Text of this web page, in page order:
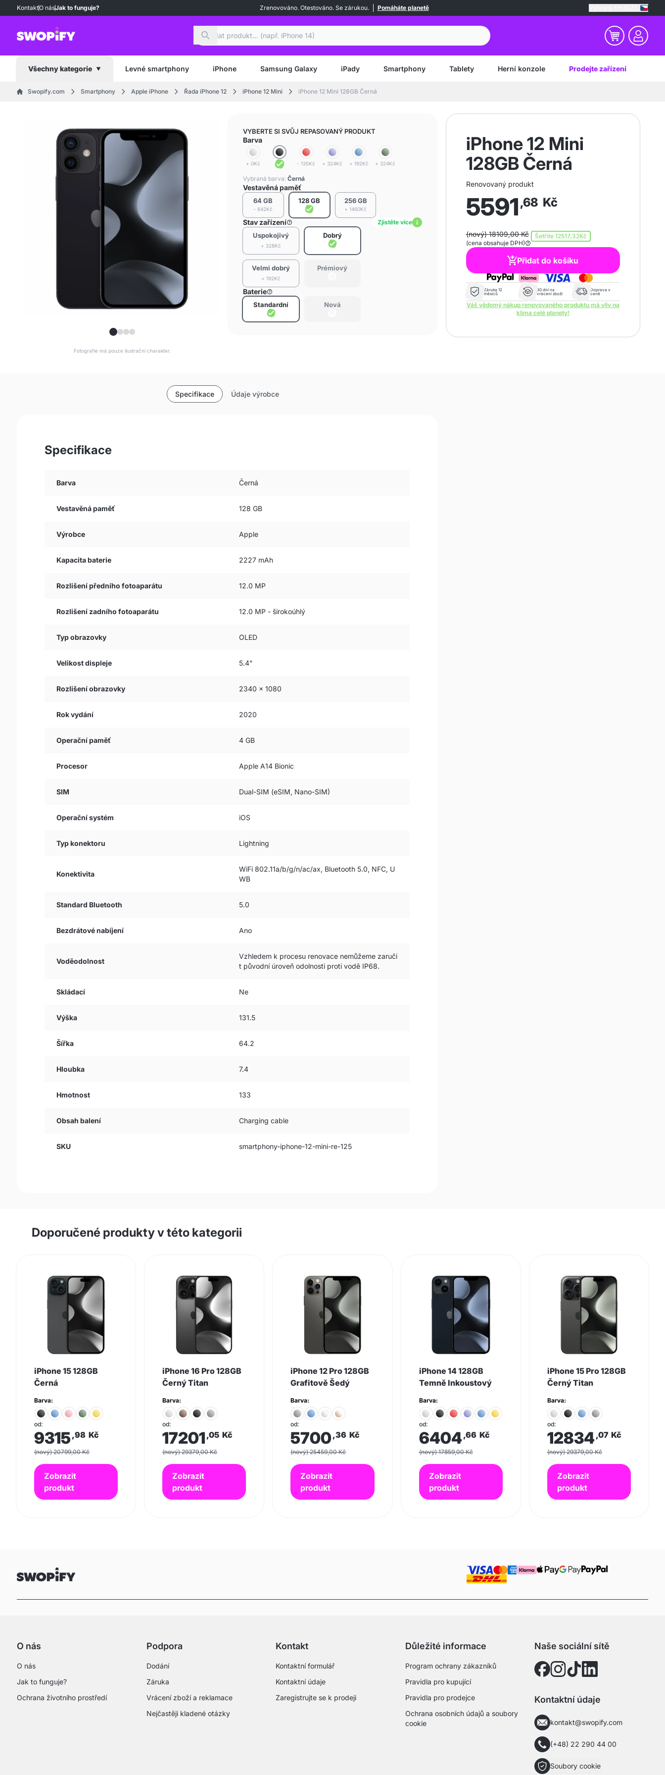
KontaktO násJak to funguje? Zrenovováno. Otestováno. Se zárukou. Pomáháte planetě
Všechny kategorie Levné smartphony iPhone Samsung Galaxy iPady Smartphony Tablety Herní konzole Prodejte zařízení
Swopify.com Smartphony Apple iPhone Řada iPhone 12 iPhone 12 Mini iPhone 12 Mini 128GB Černá
Fotografie má pouze ilustrační charakter.
VYBERTE SI SVŮJ REPASOVANÝ PRODUKT
Barva
+ 0Kč - 135Kč + 324Kč + 192Kč + 324Kč
Vybraná barva:Černá
Vestavěná paměť
64 GB
- 642Kč
128 GB 256 GB
+ 1460Kč
Stav zařízení Zjistěte více
Uspokojivý
+ 328Kč
Dobrý
Velmi dobrý
+ 192Kč
Prémiový
Baterie
Standardní Nová
Specifikace Údaje výrobce
Specifikace
Barva Černá
Vestavěná paměť 128 GB
Výrobce Apple
Kapacita baterie 2227 mAh
Rozlišení předního fotoaparátu 12.0 MP
Rozlišení zadního fotoaparátu 12.0 MP - širokoúhlý
Typ obrazovky OLED
Velikost displeje 5.4"
Rozlišení obrazovky 2340 x 1080
Rok vydání 2020
Operační paměť 4 GB
Procesor Apple A14 Bionic
SIM Dual-SIM (eSIM, Nano-SIM)
Operační systém iOS
Typ konektoru Lightning
Konektivita
WiFi 802.11a/b/g/n/ac/ax, Bluetooth 5.0, NFC, U
WB
Standard Bluetooth 5.0
Bezdrátové nabíjení Ano
Voděodolnost
Vzhledem k procesu renovace nemůžeme zaruči
t původní úroveň odolnosti proti vodě IP68.
Skládací Ne
Výška 131.5
Šířka 64.2
Hloubka 7.4
Hmotnost 133
Obsah balení Charging cable
SKU smartphony-iphone-12-mini-re-125
iPhone 12 Mini
128GB Černá
Renovovaný produkt
5591,68 Kč
(nový) 18109,00 Kč
(cena obsahuje DPH)
Šetříte 12517,32Kč
Přidat do košíku
Záruka 12
měsíců
30 dní na
vrácení zboží
Doprava v
ceně
Váš vědomý nákup renovovaného produktu má vliv na
klima celé planety!
Doporučené produkty v této kategorii
iPhone 15 128GB
Černá
Barva:
od:
9315,98 Kč
(nový) 20799,00 Kč
Zobrazit
produkt
iPhone 16 Pro 128GB
Černý Titan
Barva:
od:
17201 ,05 Kč
(nový) 29379,00 Kč
Zobrazit
produkt
iPhone 12 Pro 128GB
Grafitově Šedý
Barva:
od:
5700,36 Kč
(nový) 25459,00 Kč
Zobrazit
produkt
iPhone 14 128GB
Temně Inkoustový
Barva:
od:
6404 ,66 Kč
(nový) 17859,00 Kč
Zobrazit
produkt
iPhone 15 Pro 128GB
Černý Titan
Barva:
od:
12834 ,07 Kč
(nový) 29379,00 Kč
Zobrazit
produkt
O nás
O nás
Jak to funguje?
Ochrana životního prostředí
Podpora
Dodání
Záruka
Vrácení zboží a reklamace
Nejčastěji kladené otázky
Kontakt
Kontaktní formulář
Kontaktní údaje
Zaregistrujte se k prodeji
Důležité informace
Program ochrany zákazníků
Pravidla pro kupující
Pravidla pro prodejce
Ochrana osobních údajů a soubory
cookie
Naše sociální sítě
Kontaktní údaje
kontakt@swopify.com
(+48) 22 290 44 00
Soubory cookie